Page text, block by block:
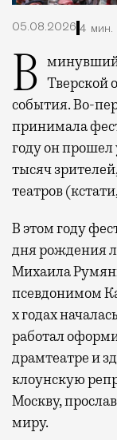
05.08.2026 4 мин.
В минувший уикенд маленькая Старица в Тверской
события. Во-
принимала
году он прошел
тысяч
театров
В этом году
дня рождения
Михаила
псевдонимом
х годах
работал
драмтеатре и
клоунскую
Москву,
миру.